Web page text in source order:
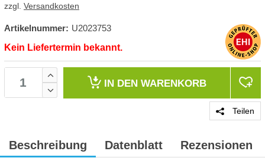
zzgl. Versandkosten
Artikelnummer: U2023753
Kein Liefertermin bekannt.
IN DEN WARENKORB
Teilen
Beschreibung Datenblatt Rezensionen